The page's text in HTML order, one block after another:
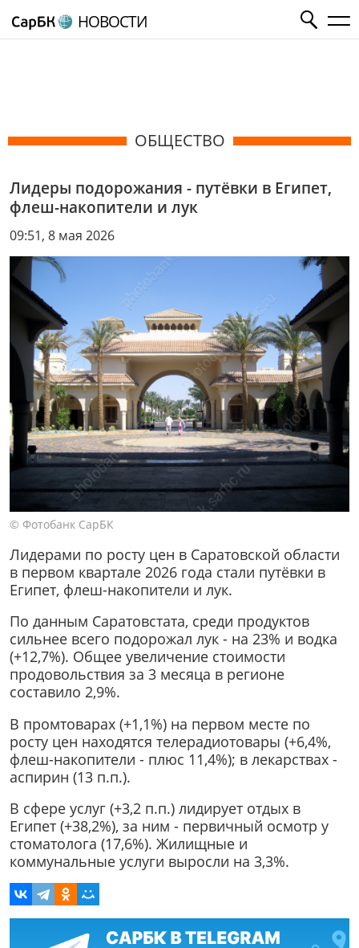
НОВОСТИ
ОБЩЕСТВО
Лидеры подорожания - путёвки в Египет,
флеш-накопители и лук
09:51, 8 мая 2026
© Фотобанк СарБК
Лидерами по росту цен в Саратовской области
в первом квартале 2026 года стали путёвки в
Египет, флеш-накопители и лук.
По данным Саратовстата, среди продуктов
сильнее всего подорожал лук - на 23% и водка
(+12,7%). Общее увеличение стоимости
продовольствия за 3 месяца в регионе
составило 2,9%.
В промтоварах (+1,1%) на первом месте по
росту цен находятся телерадиотовары (+6,4%,
флеш-накопители - плюс 11,4%); в лекарствах -
аспирин (13 п.п.).
В сфере услуг (+3,2 п.п.) лидирует отдых в
Египет (+38,2%), за ним - первичный осмотр у
стоматолога (17,6%). Жилищные и
коммунальные услуги выросли на 3,3%.